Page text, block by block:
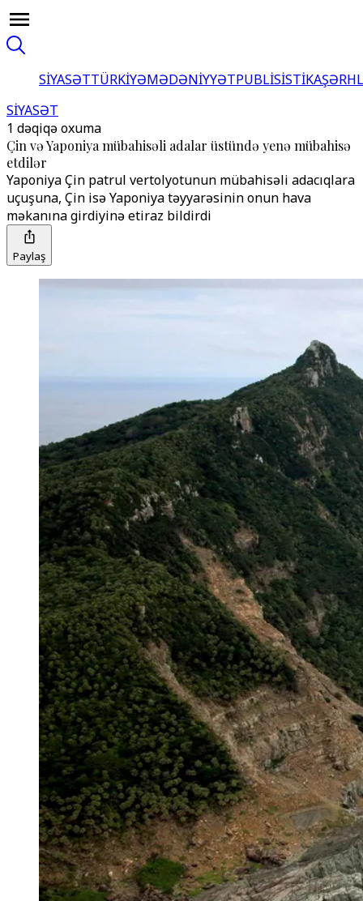
SİYASƏTTÜRKİYƏMƏDƏNİYYƏTPUBLİSİSTİKA
SİYASƏT
1 dəqiqə oxuma
Çin və Yaponiya mübahisəli adalar üstündə yenə mübahisə
etdilər
Yaponiya Çin patrul vertolyotunun mübahisəli adacıqlara
uçuşuna, Çin isə Yaponiya təyyarəsinin onun hava
məkanına girdiyinə etiraz bildirdi
Paylaş